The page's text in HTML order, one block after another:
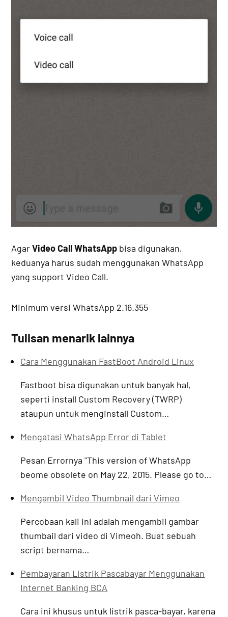
AgarVideo Call WhatsApp bisa digunakan,
keduanya harus sudah menggunakan WhatsApp
yang support Video Call.
Minimum versi WhatsApp 2.16.355
Tulisan menarik lainnya
Cara Menggunakan FastBoot Android Linux
Fastboot bisa digunakan untuk banyak hal,
seperti install Custom Recovery (TWRP)
ataupun untuk menginstall Custom…
Mengatasi WhatsApp Error di Tablet
Pesan Errornya "This version of WhatsApp
beome obsolete on May 22, 2015. Please go to…
Mengambil Video Thumbnail dari Vimeo
Percobaan kali ini adalah mengambil gambar
thumbail dari video di Vimeoh. Buat sebuah
script bernama…
Pembayaran Listrik Pascabayar Menggunakan
Internet Banking BCA
Cara ini khusus untuk listrik pasca-bayar, karena